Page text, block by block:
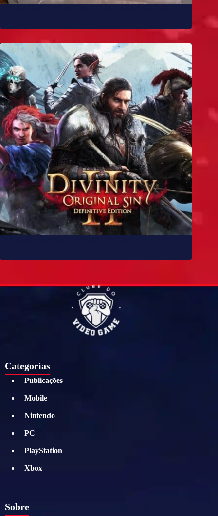
Categorias
Publicações
Mobile
Nintendo
PC
PlayStation
Xbox
Sobre